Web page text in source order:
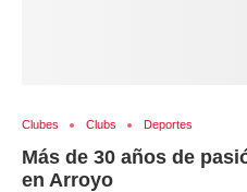
Clubes Clubs Deportes
Más de 30 años de
en Arroyo